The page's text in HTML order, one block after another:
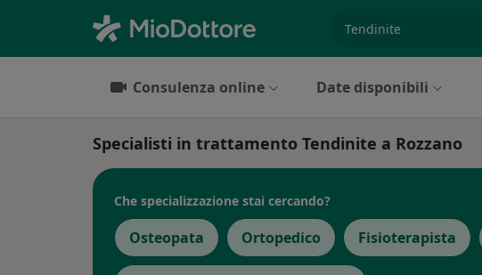
Consulenza online Date disponibili
Specialisti in trattamento Tendinite a Rozzano
Che specializzazione stai cercando?
Osteopata Ortopedico Fisioterapista